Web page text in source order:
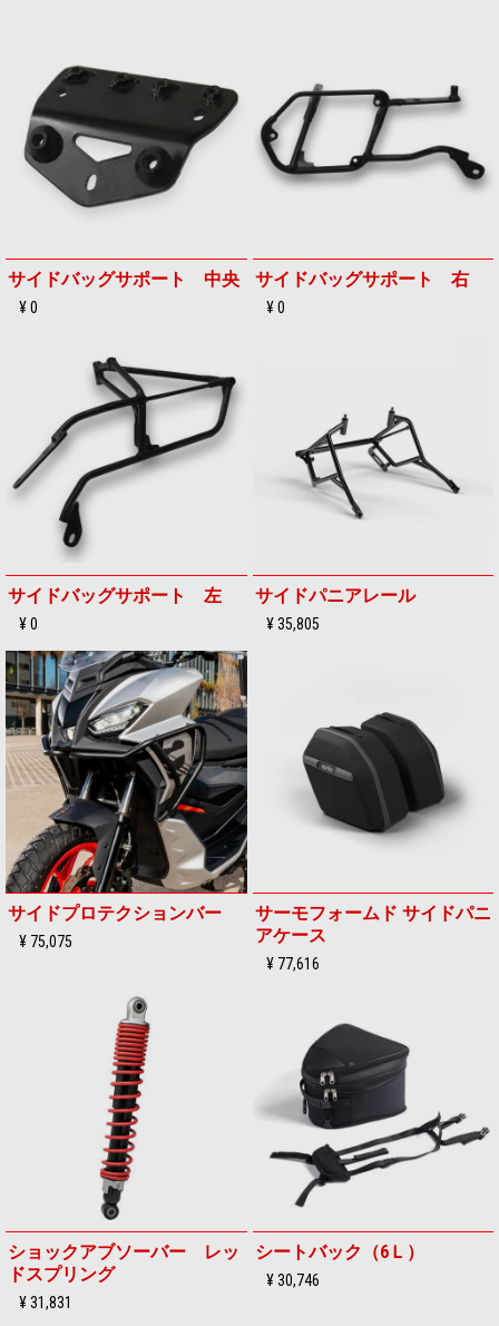
サイドバッグサポート 中央
¥ 0
サイドバッグサポート 右
¥ 0
サイドバッグサポート 左
¥ 0
サイドパニアレール
¥ 35,805
サイドプロテクションバー
¥ 75,075
サーモフォームド サイドパニ
アケース
¥ 77,616
ショックアブソーバー レッ
ドスプリング
¥ 31,831
シートバック（6Ｌ）
¥ 30,746